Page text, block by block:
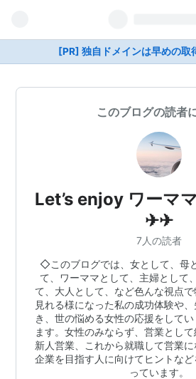
[PR] 独自ドメインは早めの取
このブログの読者
Let’s enjoy ワーマ
✈︎✈︎
7人の読者
◇このブログでは、女として、母
て、ワーママとして、主婦として
て、大人として、など色んな視点
見れる様になった私の成功体験や
き、世の悩める女性の応援をして
ます。女性のみならず、営業とし
新人営業、これから就職して営業
企業を目指す人に向けてヒントな
っています。